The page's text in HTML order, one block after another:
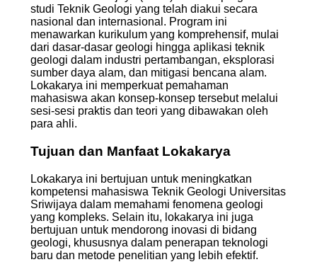
studi Teknik Geologi yang telah diakui secara
nasional dan internasional. Program ini
menawarkan kurikulum yang komprehensif, mulai
dari dasar-dasar geologi hingga aplikasi teknik
geologi dalam industri pertambangan, eksplorasi
sumber daya alam, dan mitigasi bencana alam.
Lokakarya ini memperkuat pemahaman
mahasiswa akan konsep-konsep tersebut melalui
sesi-sesi praktis dan teori yang dibawakan oleh
para ahli.
Tujuan dan Manfaat Lokakarya
Lokakarya ini bertujuan untuk meningkatkan
kompetensi mahasiswa Teknik Geologi Universitas
Sriwijaya dalam memahami fenomena geologi
yang kompleks. Selain itu, lokakarya ini juga
bertujuan untuk mendorong inovasi di bidang
geologi, khususnya dalam penerapan teknologi
baru dan metode penelitian yang lebih efektif.